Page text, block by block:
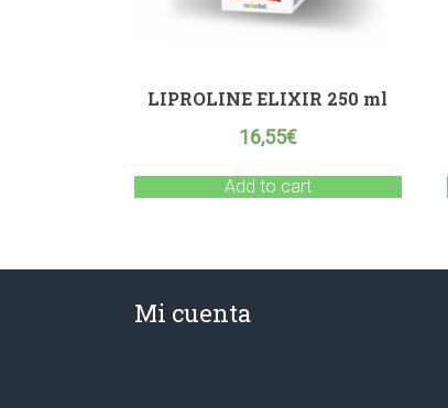
LIPROLINE ELIXIR 250 ml
16,55€
Add to cart
Mi cuenta